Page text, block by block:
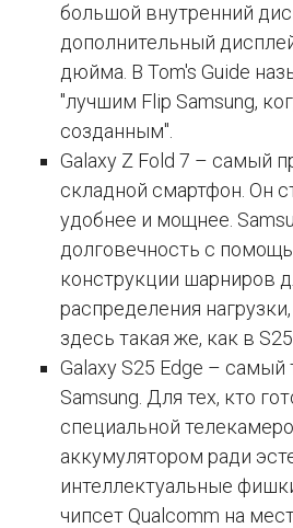
большой внутренний
дополнительный
дюйма. В Tom's Guide
"лучшим Flip Samsung,
созданным".
Galaxy Z Fold 7 – самый
складной смартфон. Он
удобнее и мощнее.
долговечность с
конструкции шарниров
распределения
здесь такая же, как в S25
Galaxy S25 Edge –
Samsung. Для тех, кто
специальной
аккумулятором ради
интеллектуальные
чипсет Qualcomm на